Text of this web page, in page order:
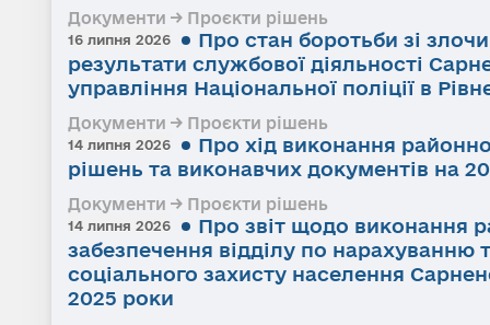
Документи → Проєкти рішень
16 липня 2026
Про стан боротьби зі
результати службової діяльності
управління Національної поліції в
Документи → Проєкти рішень
14 липня 2026
Про хід виконання
рішень та виконавчих документів на
Документи → Проєкти рішень
14 липня 2026
Про звіт щодо виконання
забезпечення відділу по нарахуванню
соціального захисту населення
2025 роки